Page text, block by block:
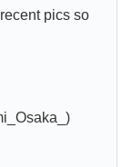
pics so